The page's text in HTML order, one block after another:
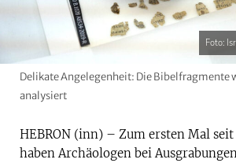
Foto:
Delikate Angelegenheit: Die Bibelfragmente
analysiert
HEBRON (inn) – Zum ersten Mal
haben Archäologen bei